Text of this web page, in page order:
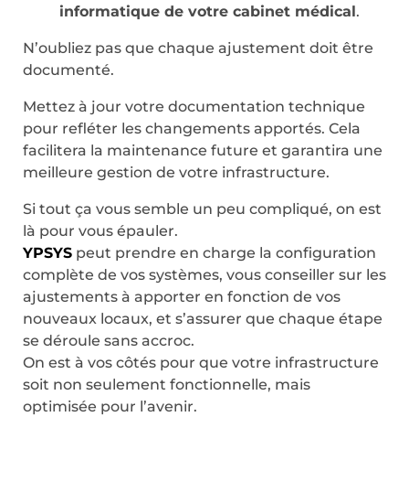
informatique de votre cabinet médical .
N’oubliez pas que chaque ajustement doit être
documenté.
Mettez à jour votre documentation technique
pour refléter les changements apportés. Cela
facilitera la maintenance future et garantira une
meilleure gestion de votre infrastructure.
Si tout ça vous semble un peu compliqué, on est
là pour vous épauler.
YPSYS peut prendre en charge la configuration
complète de vos systèmes, vous conseiller sur les
ajustements à apporter en fonction de vos
nouveaux locaux, et s’assurer que chaque étape
se déroule sans accroc.
On est à vos côtés pour que votre infrastructure
soit non seulement fonctionnelle, mais
optimisée pour l’avenir.